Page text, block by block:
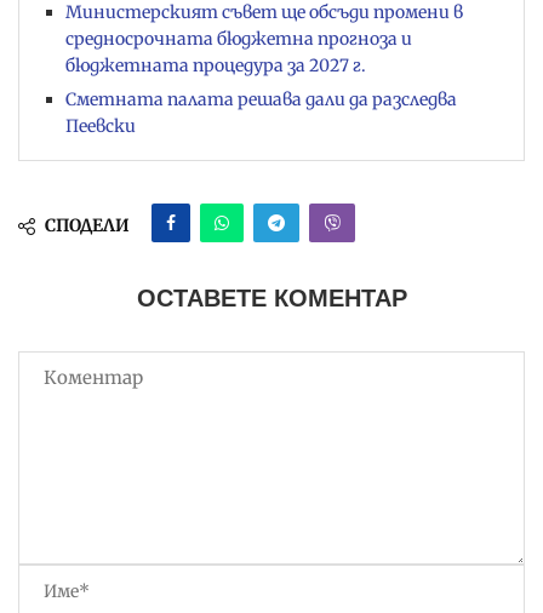
Министерският съвет ще обсъди промени в
средносрочната бюджетна прогноза и
бюджетната процедура за 2027 г.
Сметната палата решава дали да разследва
Пеевски
СПОДЕЛИ
ОСТАВЕТЕ КОМЕНТАР